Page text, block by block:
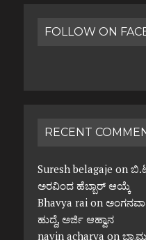
FOLLOW ON
RECENT
Suresh belagaje on
ಅರವಿಂದ ಹೆಬ್ಬಾರ್ ಆಯ್ಕೆ
Bhavya raion
ಹುದ್ದೆ, ಅರ್ಜಿ ಆಹ್ವಾನ
navin acharya on